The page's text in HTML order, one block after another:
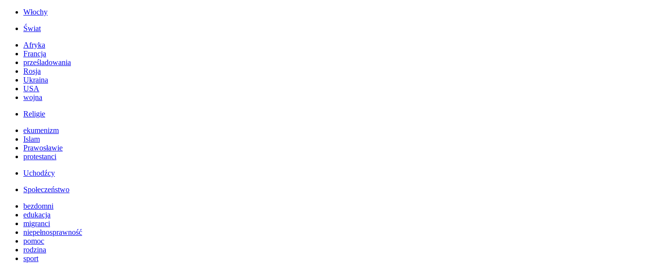
Włochy
Świat
Afryka
Francja
prześladowania
Rosja
Ukraina
USA
wojna
Religie
ekumenizm
Islam
Prawosławie
protestanci
Uchodźcy
Społeczeństwo
bezdomni
edukacja
migranci
niepełnosprawność
pomoc
rodzina
sport